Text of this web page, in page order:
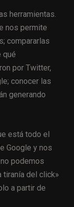
herramientas.
nos permite
compararlas
qué
por Twitter,
conocer las
generando
está todo el
Google y nos
podemos
tiranía del click»
a partir de